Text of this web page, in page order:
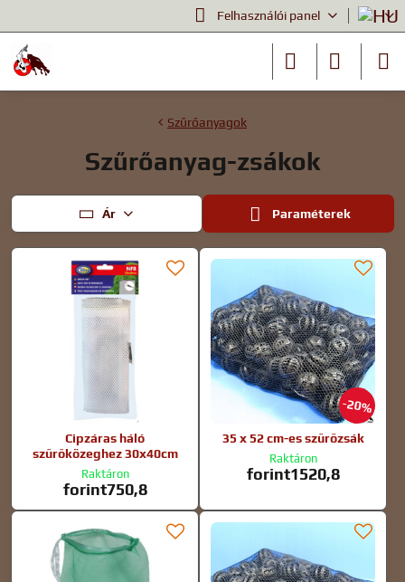
Felhasználói panel
Szűrőanyagok
Szűrőanyag-zsákok
Ár Paraméterek
Cipzáras háló
szűrőközeghez 30x40cm
Raktáron
forint750,8
20%
35 x 52 cm-es szűrőzsák
Raktáron
forint1520,8